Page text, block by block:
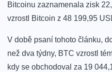
Bitcoinu zaznamenala zisk
vzrostl Bitcoin z 48 199,95
V době psaní tohoto článku,
než dva týdny, BTC vzrostl
kdy se obchodoval za 19